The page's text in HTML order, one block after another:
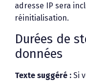
adresse IP sera
réinitialisation.
Durées de
données
Texte suggéré :Si